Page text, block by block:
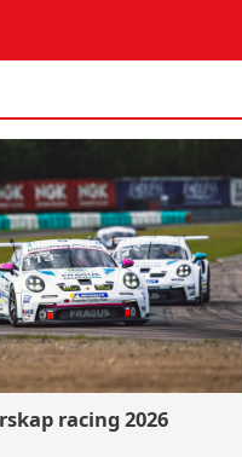
racing 2026